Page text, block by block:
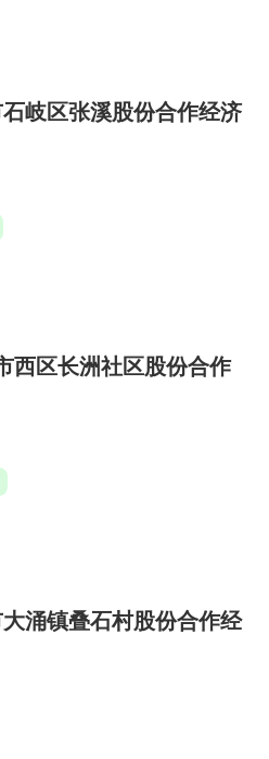
岐区张溪股份合作经济
西区长洲社区股份合作
涌镇叠石村股份合作经